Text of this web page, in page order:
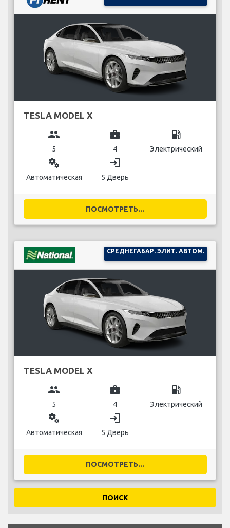
TESLA MODEL X
group
5
business_center
4
local_gas_station
Электрический
miscellaneous_services
Автоматическая
login
5 Дверь
ПОСМОТРЕТЬ...
СРЕДНЕГАБАР. ЭЛИТ. АВТОМ.
TESLA MODEL X
group
5
business_center
4
local_gas_station
Электрический
miscellaneous_services
Автоматическая
login
5 Дверь
ПОСМОТРЕТЬ...
ПОИСК